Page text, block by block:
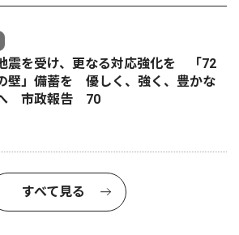
震を受け、更なる対応強化を 「72
壁」備蓄を 優しく、強く、豊かな
市政報告 70
すべて見る